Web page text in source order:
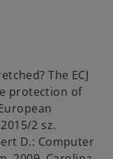
The ECJ
protection of
2 sz.
D.: Computer